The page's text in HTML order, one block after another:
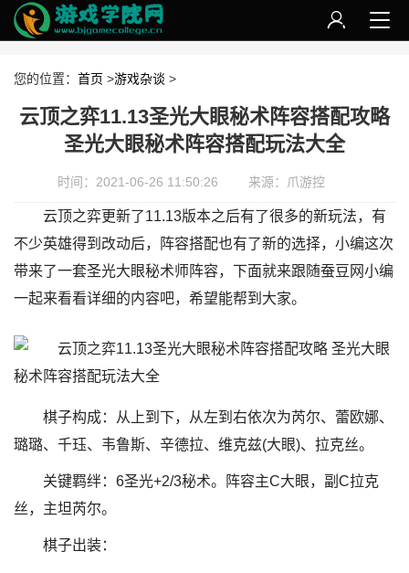
您的位置： 首页 >游戏杂谈 >
云顶之弈11.13圣光大眼秘术阵容搭配攻略
圣光大眼秘术阵容搭配玩法大全
时间：2021-06-26 11:50:26 来源：爪游控
云顶之弈更新了11.13版本之后有了很多的新玩法，有
不少英雄得到改动后，阵容搭配也有了新的选择，小编这次
带来了一套圣光大眼秘术师阵容，下面就来跟随蚕豆网小编
一起来看看详细的内容吧，希望能帮到大家。
棋子构成：从上到下，从左到右依次为芮尔、蕾欧娜、
璐璐、千珏、韦鲁斯、辛德拉、维克兹(大眼)、拉克丝。
关键羁绊：6圣光+2/3秘术。阵容主C大眼，副C拉克
丝，主坦芮尔。
棋子出装：